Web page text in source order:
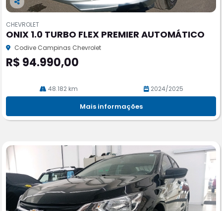
Co
pa
rtil
he
CHEVROLET
ONIX 1.0 TURBO FLEX PREMIER AUTOMÁTICO
Codive Campinas Chevrolet
R$ 94.990,00
48.182 km 2024/2025
Mais informações